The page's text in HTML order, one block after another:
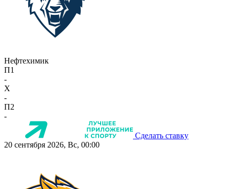
Нефтехимик
П1
-
X
-
П2
-
Сделать ставку
20 сентября 2026, Вс, 00:00